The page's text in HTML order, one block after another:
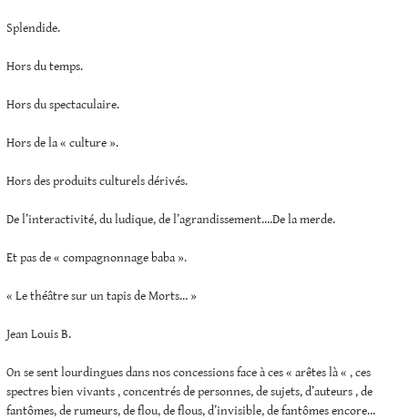
Splendide.
Hors du temps.
Hors du spectaculaire.
Hors de la « culture ».
Hors des produits culturels dérivés.
De l’interactivité, du ludique, de l’agrandissement….De la merde.
Et pas de « compagnonnage baba ».
« Le théâtre sur un tapis de Morts… »
Jean Louis B.
On se sent lourdingues dans nos concessions face à ces « arêtes là « , ces
spectres bien vivants , concentrés de personnes, de sujets, d’auteurs , de
fantômes, de rumeurs, de flou, de flous, d’invisible, de fantômes encore…